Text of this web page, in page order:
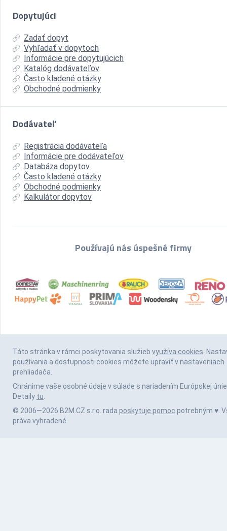
Dopytujúci
Zadať dopyt
Vyhľadať v dopytoch
Informácie pre dopytujúcich
Katalóg dodávateľov
Často kladené otázky
Obchodné podmienky
Dodávateľ
Registrácia dodávateľa
Informácie pre dodávateľov
Databáza dopytov
Často kladené otázky
Obchodné podmienky
Kalkulátor dopytov
Používajú nás úspešné firmy
Táto stránka v rámci poskytovania služieb využíva cookies.
používania a dostupnosti cookies môžete upraviť v nastaveniach
prehliadača.
Chránime vaše osobné údaje v súlade s nariadením Európskej únie
Detaily tu.
© 2006—2026 B2M.CZ s.r.o. rada poskytuje pomoc potrebným ♥️.
práva vyhradené.